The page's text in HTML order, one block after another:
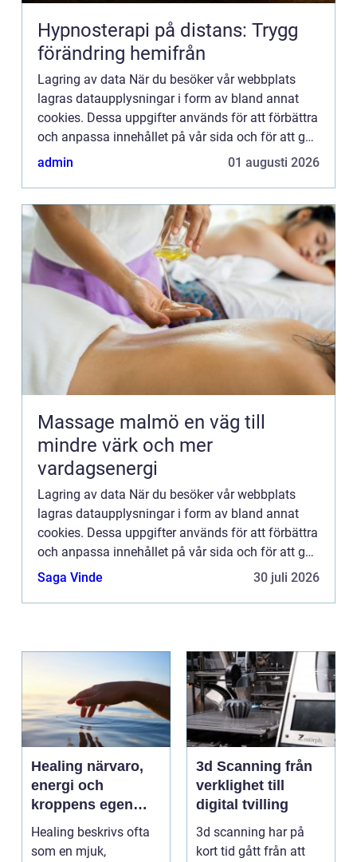
Hypnosterapi på distans: Trygg
förändring hemifrån
Lagring av data När du besöker vår webbplats
lagras dataupplysningar i form av bland annat
cookies. Dessa uppgifter används för att förbättra
och anpassa innehållet på vår sida och för att ge
dig så bra information som möjligt. Om du inte vill
admin 01 augusti 2026
Massage malmö en väg till
mindre värk och mer
vardagsenergi
Lagring av data När du besöker vår webbplats
lagras dataupplysningar i form av bland annat
cookies. Dessa uppgifter används för att förbättra
och anpassa innehållet på vår sida och för att ge
dig så bra information som möjligt. Om du inte vill
Saga Vinde 30 juli 2026
Healing närvaro,
energi och
kroppens egen
förmåga att läka
Healing beskrivs ofta
som en mjuk,
3d Scanning från
verklighet till
digital tvilling
3d scanning har på
kort tid gått från att